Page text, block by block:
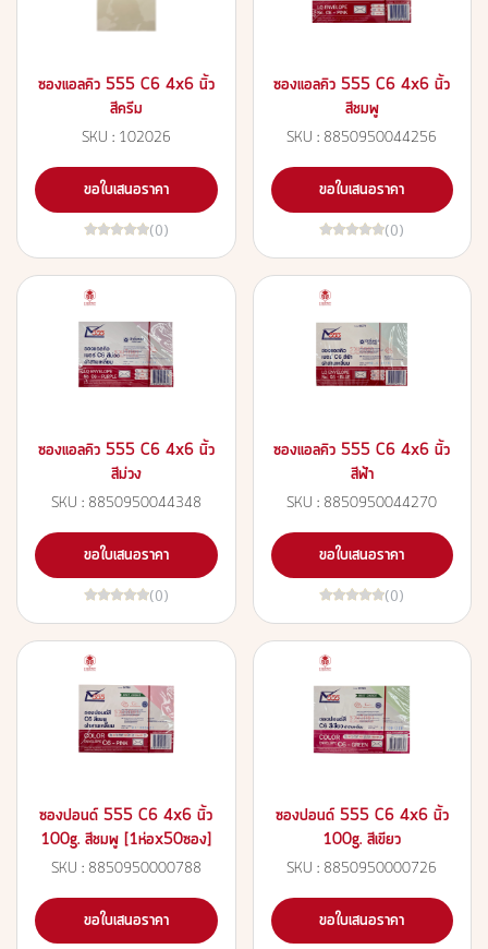
ซองแอลคิว 555 C6 4x6 นิ้ว
สีครีม
SKU : 102026
ขอใบเสนอราคา
(0)
ซองแอลคิว 555 C6 4x6 นิ้ว
สีชมพู
SKU : 8850950044256
ขอใบเสนอราคา
(0)
ซองแอลคิว 555 C6 4x6 นิ้ว
สีม่วง
SKU : 8850950044348
ขอใบเสนอราคา
(0)
ซองแอลคิว 555 C6 4x6 นิ้ว
สีฟ้า
SKU : 8850950044270
ขอใบเสนอราคา
(0)
ซองปอนด์ 555 C6 4x6 นิ้ว
100g. สีชมพู [1ห่อx50ซอง]
SKU : 8850950000788
ขอใบเสนอราคา
ซองปอนด์ 555 C6 4x6 นิ้ว
100g. สีเขียว
SKU : 8850950000726
ขอใบเสนอราคา